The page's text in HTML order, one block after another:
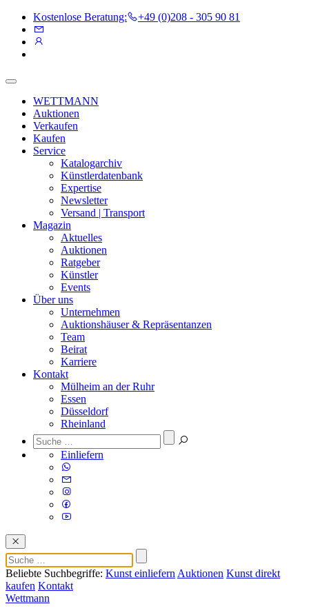
Kostenlose Beratung: +49 (0)208 - 305 90 81
WETTMANN
Auktionen
Verkaufen
Kaufen
Service
Katalogarchiv
Künstlerdatenbank
Expertise
Newsletter
Versand | Transport
Magazin
Aktuelles
Auktionen
Ratgeber
Künstler
Events
Über uns
Unternehmen
Auktionshäuser & Repräsentanzen
Team
Beirat
Karriere
Kontakt
Mülheim an der Ruhr
Essen
Düsseldorf
Rheinland
Einliefern
Beliebte Suchbegriffe: Kunst einliefern Auktionen Kunst direkt
kaufen Kontakt
Wettmann